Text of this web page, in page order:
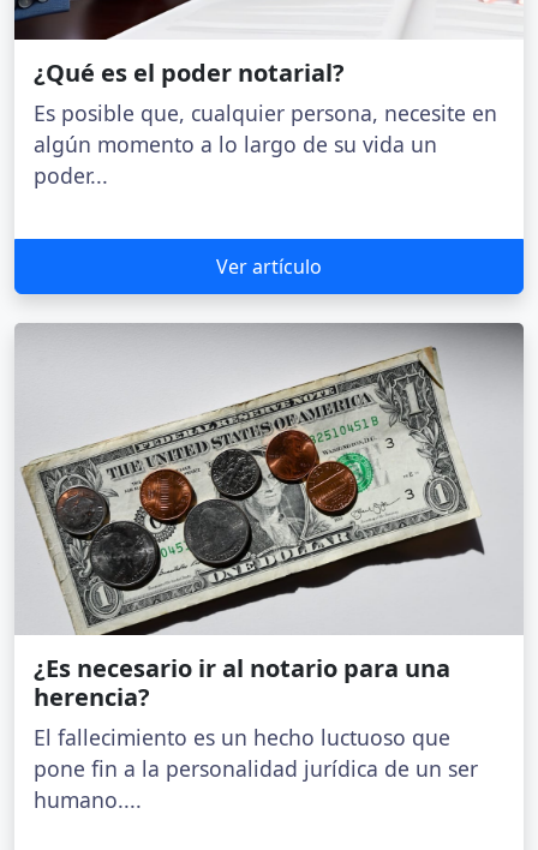
¿Qué es el poder notarial?
Es posible que, cualquier persona, necesite en
algún momento a lo largo de su vida un
poder...
Ver artículo
¿Es necesario ir al notario para una
herencia?
El fallecimiento es un hecho luctuoso que
pone fin a la personalidad jurídica de un ser
humano....